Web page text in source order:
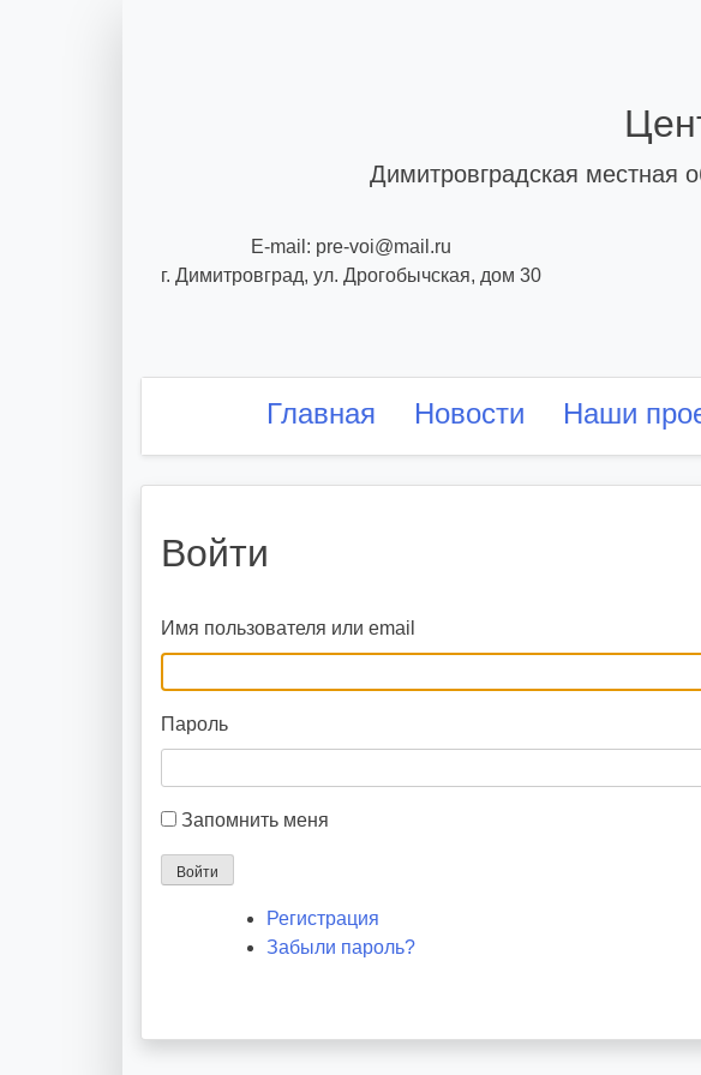
Димитровградская местная
E-mail: pre-voi@mail.ru
г. Димитровград, ул. Дрогобычская, дом 30
Главная Новости Наши
Войти
Имя пользователя или email
Пароль
Запомнить меня
Войти
Регистрация
Забыли пароль?